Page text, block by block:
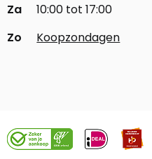
Za
10:00 tot 17:00
Zo
Koopzondagen